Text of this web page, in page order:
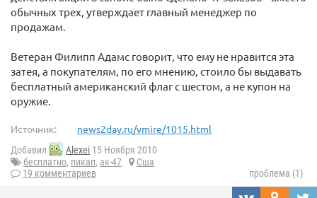
обычных трех, утверждает главный менеджер по
продажам.
Ветеран Филипп Адамс говорит, что ему не нравится эта
затея, а покупателям, по его мнению, стоило бы выдавать
бесплатный американский флаг с шестом, а не купон на
оружие.
Источник: news2day.ru/vmire/1015.html
Добавил Alexei 15 Ноября 2010
бесплатно, пикап, ак-47
Сша
19 комментариев
проблема (1)